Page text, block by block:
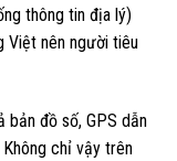
thông tin địa lý)
Việt nên người tiêu
bản đồ số, GPS dẫn
chỉ vậy trên